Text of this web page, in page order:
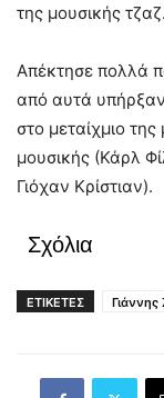
της μουσικής τζαζ.
Απέκτησε πολλά
από αυτά
στο μεταίχμιο
μουσικής (Κάρλ
Γιόχαν Κρίστιαν).
Σχόλια
ΕΤΙΚΕΤΕΣ Γιάννης